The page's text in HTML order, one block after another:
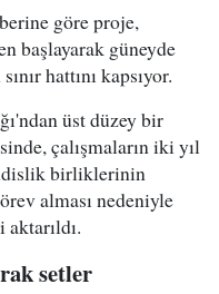
göre proje,
başlayarak güneyde
hattını kapsıyor.
üst düzey bir
çalışmaların iki yıl
birliklerinin
alması nedeniyle
setler